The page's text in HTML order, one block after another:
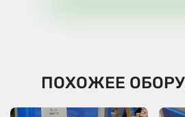
ПОХОЖЕЕ